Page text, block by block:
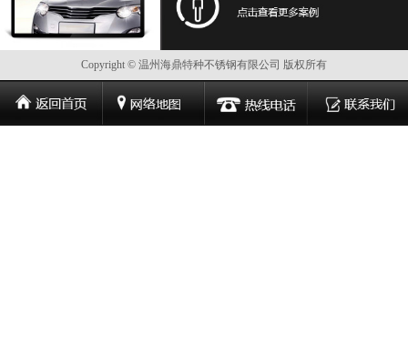
Copyright © 温州海鼎特种不锈钢有限公司 版权所有